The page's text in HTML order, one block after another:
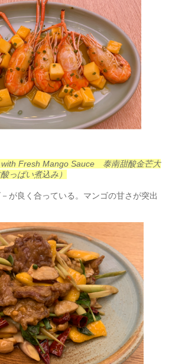
with Fresh Mango Sauce 泰南甜酸金芒大
っぱい煮込み）
が良く合っている。マンゴの甘さが突出